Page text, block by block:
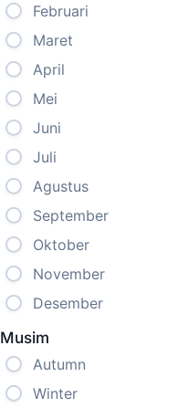
Februari
Maret
April
Mei
Juni
Juli
Agustus
September
Oktober
November
Desember
Musim
Autumn
Winter